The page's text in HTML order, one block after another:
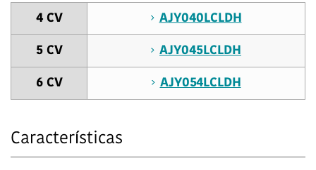
4 CV AJY040LCLDH
5 CV AJY045LCLDH
6 CV AJY054LCLDH
Características